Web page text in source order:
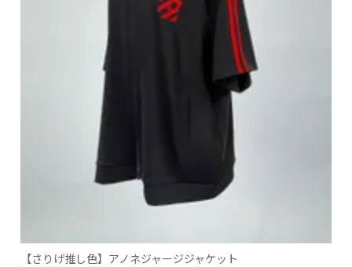
【さりげ推し色】アノネジャージジャケット